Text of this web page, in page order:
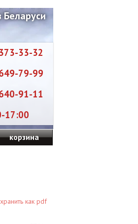
Беларуси
33-32
79-99
91-11
17:00
корзина
как pdf